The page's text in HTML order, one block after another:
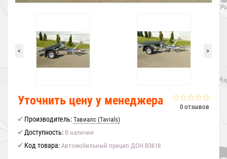
< >
0 отзывов
Уточнить цену у менеджера
Производитель: Тавиалс (Tavials)
Доступность: В наличии
Код товара: Автомобильный прицеп ДОН В3618